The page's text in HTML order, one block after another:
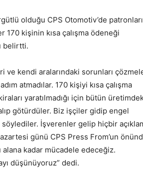
olduğu CPS Otomotiv’de
170 kişinin kısa çalışma ödeneği
belirtti.
ve kendi aralarındaki sorunları
atmadılar. 170 kişiyi kısa çalışma
yaratılmadığı için bütün
götürdüler. Biz işçiler gidip engel
söylediler. İşverenler gelip hiçbir
günü CPS Press From’un
alana kadar mücadele edeceğiz.
düşünüyoruz” dedi.